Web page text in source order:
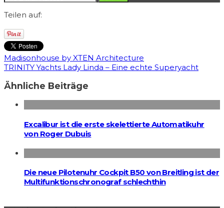
Teilen auf:
Madisonhouse by XTEN Architecture
TRINITY Yachts Lady Linda – Eine echte Superyacht
Ähnliche Beiträge
Excalibur ist die erste skelettierte Automatikuhr
von Roger Dubuis
Die neue Pilotenuhr Cockpit B50 von Breitling ist der
Multifunktionschronograf schlechthin